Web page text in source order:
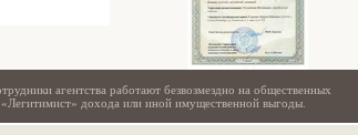
агентства работают безвозмездно на общественных
дохода или иной имущественной выгоды.